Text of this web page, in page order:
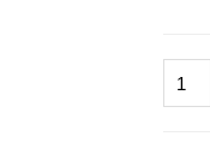
-